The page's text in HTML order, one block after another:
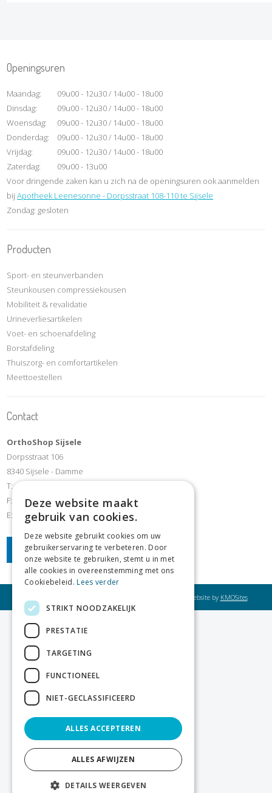
Openingsuren
Maandag:
09u00 - 12u30 / 14u00 - 18u00
Dinsdag:
09u00 - 12u30 / 14u00 - 18u00
Woensdag:
09u00 - 12u30 / 14u00 - 18u00
Donderdag:
09u00 - 12u30 / 14u00 - 18u00
Vrijdag:
09u00 - 12u30 / 14u00 - 18u00
Zaterdag:
09u00 - 13u00
Voor dringende zaken kan u zich na de openingsuren ook aanmelden
bijApotheek Leenesonne - Dorpsstraat 108-110 te Sijsele
Zondag: gesloten
Producten
Sport- en steunverbanden
Steunkousen compressiekousen
Mobiliteit & revalidatie
Urineverliesartikelen
Voet- en schoenafdeling
Borstafdeling
Thuiszorg- en comfortartikelen
Meettoestellen
Contact
OrthoShop Sijsele
Dorpsstraat 106
8340 Sijsele - Damme
T:
F: +32(0)50 35 70 44
E:
orthoshopsijsele@hotmail.com
/ Website by KMOSites
Deze website maakt
gebruik van cookies.
Deze website gebruikt cookies om uw
gebruikerservaring te verbeteren. Door
onze website te gebruiken, stemt u in met
alle cookies in overeenstemming met ons
Cookiebeleid.Lees verder
STRIKT NOODZAKELIJK
PRESTATIE
TARGETING
FUNCTIONEEL
NIET-GECLASSIFICEERD
ALLES ACCEPTEREN
ALLES AFWIJZEN
DETAILS WEERGEVEN